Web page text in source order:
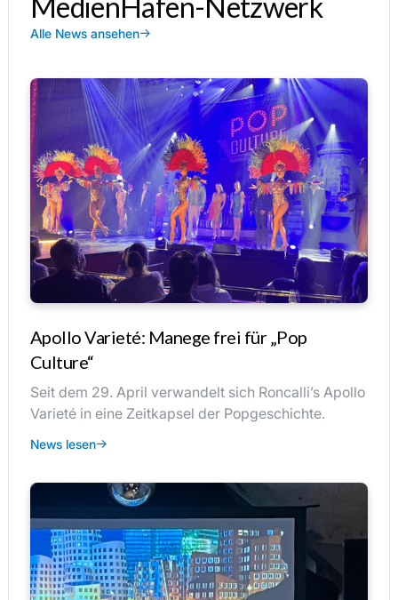
Alle News ansehen
Apollo Varieté: Manege frei für „Pop
Culture“
Seit dem 29. April verwandelt sich Roncalli’s Apollo
Varieté in eine Zeitkapsel der Popgeschichte.
News lesen